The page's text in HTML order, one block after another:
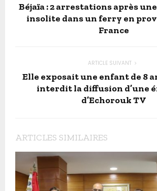
Béjaïa : 2 arrestations après
insolite dans un ferry en
France
ARTICLE SUIVANT
Elle exposait une enfant de 8
interdit la diffusion d’une
d’Echorouk TV
ARTICLES SIMILAIRES